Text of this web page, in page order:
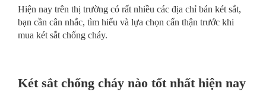
Hiện nay trên thị trường có rất nhiều các địa chỉ bán két sắt,
bạn cần cân nhắc, tìm hiểu và lựa chọn cẩn thận trước khi
mua két sắt chống cháy.
Két sắt chống cháy nào tốt nhất hiện nay